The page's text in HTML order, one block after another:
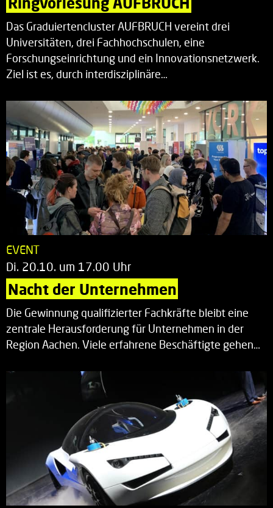
Das Graduiertencluster AUFBRUCH vereint drei
Universitäten, drei Fachhochschulen, eine
Forschungseinrichtung und ein Innovationsnetzwerk.
Ziel ist es, durch interdisziplinäre…
EVENT
Di. 20.10. um 17.00 Uhr
Nacht der Unternehmen
Die Gewinnung qualifizierter Fachkräfte bleibt eine
zentrale Herausforderung für Unternehmen in der
Region Aachen. Viele erfahrene Beschäftigte gehen…